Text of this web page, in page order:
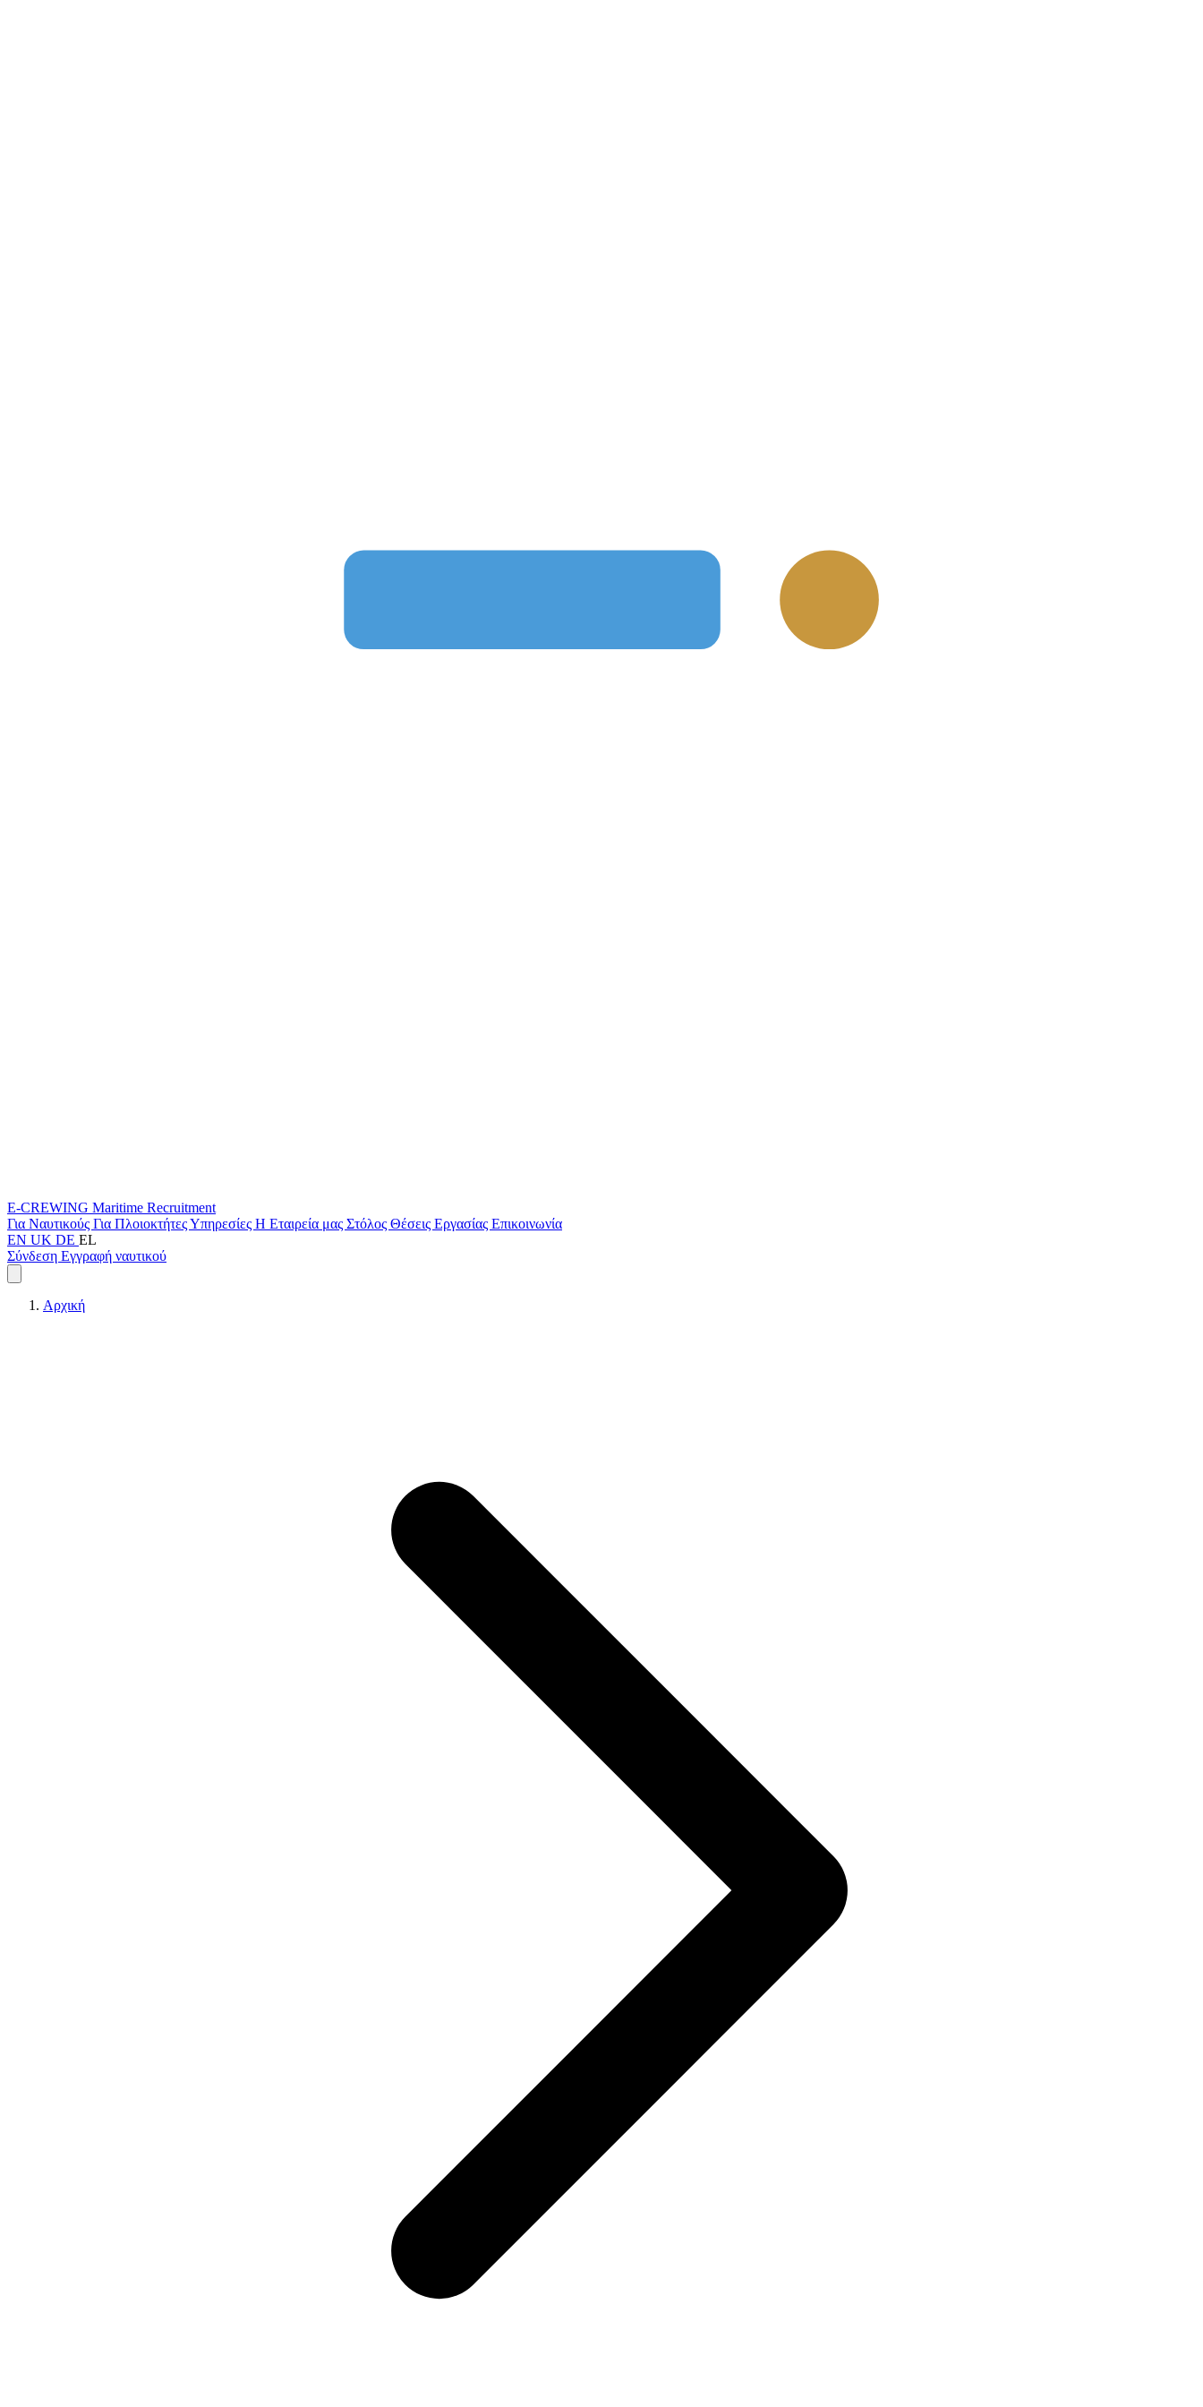
E-CREWING Maritime Recruitment
Για Ναυτικούς Για ΠλοιοκτήτεςΥπηρεσίες Η Εταιρεία μας Στόλος Θέσεις Εργασίας Επικοινωνία
EN UK DE EL
Σύνδεση Εγγραφή ναυτικού
Αρχική